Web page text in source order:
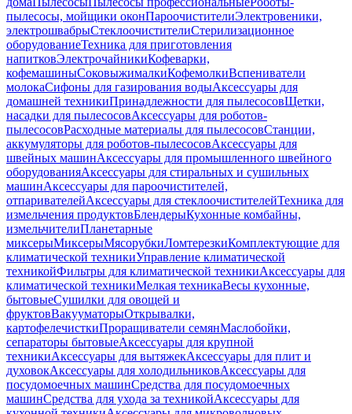
пылесосы, мойщики оконПароочистителиЭлектровеники,
электрошвабрыСтеклоочистителиСтерилизационное
оборудованиеТехника для приготовления
напитковЭлектрочайникиКофеварки,
кофемашиныСоковыжималкиКофемолкиВспениватели
молокаСифоны для газирования водыАксессуары для
домашней техникиПринадлежности для пылесосовЩетки,
насадки для пылесосовАксессуары для роботов-
пылесосовРасходные материалы для пылесосовСтанции,
аккумуляторы для роботов-пылесосовАксессуары для
швейных машинАксессуары для промышленного швейного
оборудованияАксессуары для стиральных и сушильных
машинАксессуары для пароочистителей,
отпаривателейАксессуары для стеклоочистителейТехника для
измельчения продуктовБлендерыКухонные комбайны,
измельчителиПланетарные
миксерыМиксерыМясорубкиЛомтерезкиКомплектующие для
климатической техникиУправление климатической
техникойФильтры для климатической техникиАксессуары для
климатической техникиМелкая техникаВесы кухонные,
бытовыеСушилки для овощей и
фруктовВакууматорыОткрывалки,
картофелечисткиПроращиватели семянМаслобойки,
сепараторы бытовыеАксессуары для крупной
техникиАксессуары для вытяжекАксессуары для плит и
духовокАксессуары для холодильниковАксессуары для
посудомоечных машинСредства для посудомоечных
машинСредства для ухода за техникойАксессуары для